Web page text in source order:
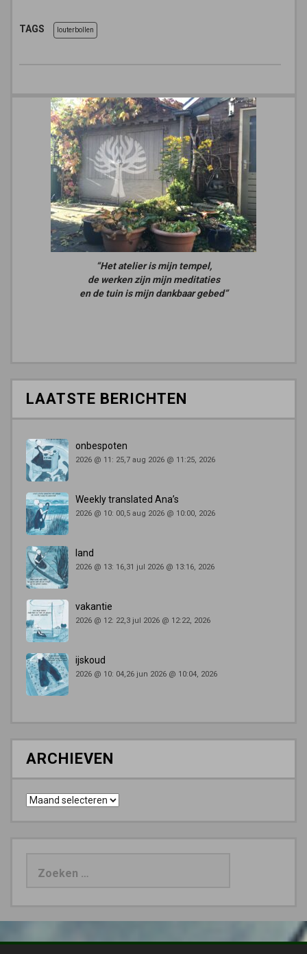
TAGS louterbollen
“Het atelier is mijn tempel,
de werken zijn mijn meditaties
en de tuin is mijn dankbaar gebed”
LAATSTE BERICHTEN
onbespoten
2026 @ 11: 25,7 aug 2026 @ 11:25, 2026
Weekly translated Ana’s
2026 @ 10: 00,5 aug 2026 @ 10:00, 2026
land
2026 @ 13: 16,31 jul 2026 @ 13:16, 2026
vakantie
2026 @ 12: 22,3 jul 2026 @ 12:22, 2026
ijskoud
2026 @ 10: 04,26 jun 2026 @ 10:04, 2026
ARCHIEVEN
Archieven